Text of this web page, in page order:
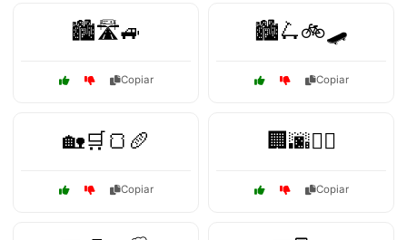
🏙️🛣️🚙
Copiar
🏙️🛴🚲🛹
Copiar
🏡🛒🍞🥖
Copiar
🏢🌆🚴‍♀️
Copiar